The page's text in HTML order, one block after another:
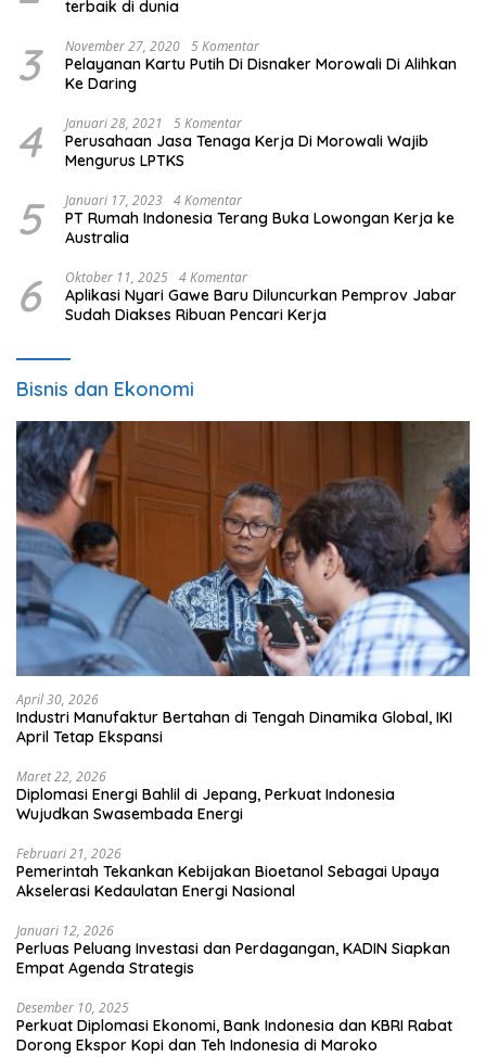
terbaik di dunia
3 November 27, 2020 5 Komentar
Pelayanan Kartu Putih Di Disnaker Morowali Di Alihkan
Ke Daring
4 Januari 28, 2021 5 Komentar
Perusahaan Jasa Tenaga Kerja Di Morowali Wajib
Mengurus LPTKS
5 Januari 17, 2023 4 Komentar
PT Rumah Indonesia Terang Buka Lowongan Kerja ke
Australia
6 Oktober 11, 2025 4 Komentar
Aplikasi Nyari Gawe Baru Diluncurkan Pemprov Jabar
Sudah Diakses Ribuan Pencari Kerja
Bisnis dan Ekonomi
April 30, 2026
Industri Manufaktur Bertahan di Tengah Dinamika Global, IKI
April Tetap Ekspansi
Maret 22, 2026
Diplomasi Energi Bahlil di Jepang, Perkuat Indonesia
Wujudkan Swasembada Energi
Februari 21, 2026
Pemerintah Tekankan Kebijakan Bioetanol Sebagai Upaya
Akselerasi Kedaulatan Energi Nasional
Januari 12, 2026
Perluas Peluang Investasi dan Perdagangan, KADIN Siapkan
Empat Agenda Strategis
Desember 10, 2025
Perkuat Diplomasi Ekonomi, Bank Indonesia dan KBRI Rabat
Dorong Ekspor Kopi dan Teh Indonesia di Maroko